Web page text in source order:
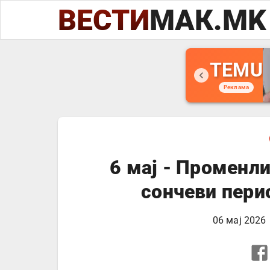
ВЕСТИМАК.MK
TEMU
Реклама
6 маj -
сончеви
06 мај 2026